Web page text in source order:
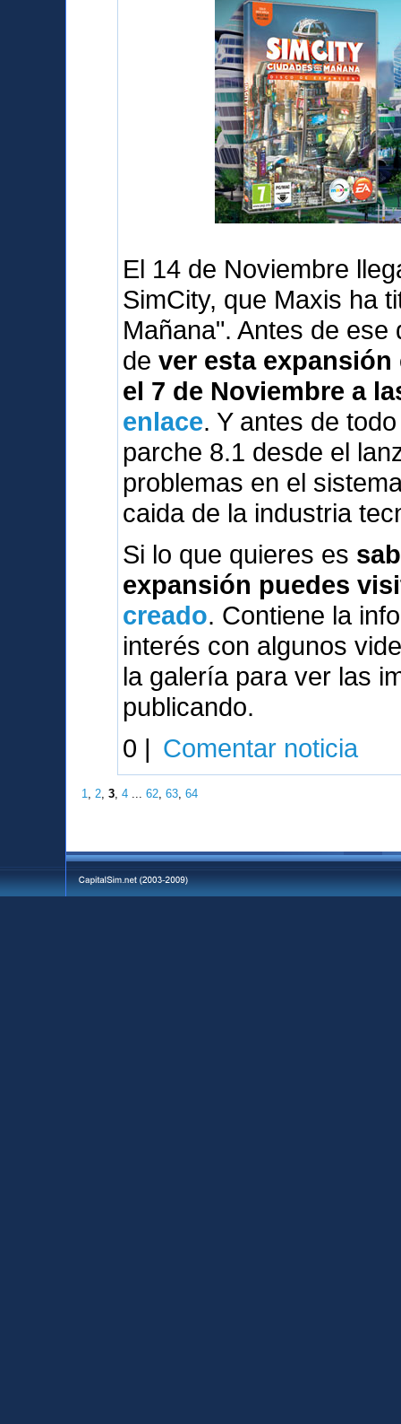
El 14 de Noviembre
SimCity, que Maxis ha
Mañana". Antes de
dever esta
el 7 de Noviembre a
enlace. Y antes de
parche 8.1 desde el
problemas en el
caida de la industria
Si lo que quieres es
expansión puedes
creado. Contiene la
interés con algunos
la galería para ver las
publicando.
0 | Comentar noticia
1,2,3,4 ...62,63,64